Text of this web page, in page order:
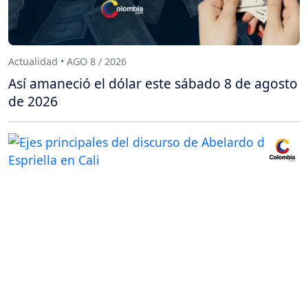
Actualidad • AGO 8 / 2026
Así amaneció el dólar este sábado 8 de agosto
de 2026